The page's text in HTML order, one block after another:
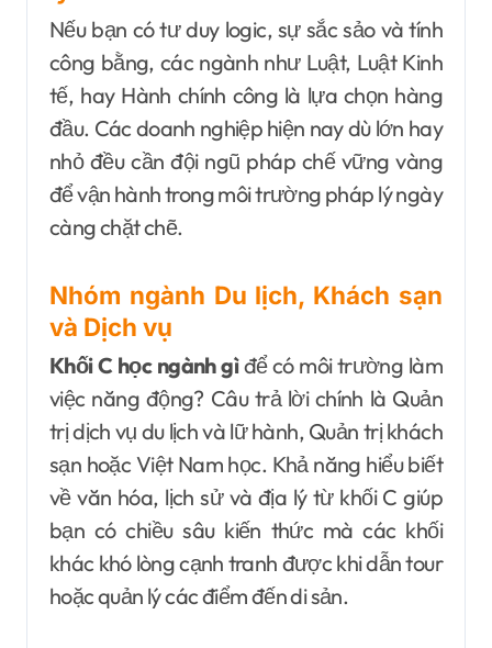
Nếu bạn có tư duy logic, sự sắc sảo và tính
công bằng, các ngành như Luật, Luật Kinh
tế, hay Hành chính công là lựa chọn hàng
đầu. Các doanh nghiệp hiện nay dù lớn hay
nhỏ đều cần đội ngũ pháp chế vững vàng
để vận hành trong môi trường pháp lý ngày
càng chặt chẽ.
Nhóm ngành Du lịch, Khách sạn
và Dịch vụ
Khối C học ngành gìđể có môi trường làm
việc năng động? Câu trả lời chính là Quản
trị dịch vụ du lịch và lữ hành, Quản trị khách
sạn hoặc Việt Nam học. Khả năng hiểu biết
về văn hóa, lịch sử và địa lý từ khối C giúp
bạn có chiều sâu kiến thức mà các khối
khác khó lòng cạnh tranh được khi dẫn tour
hoặc quản lý các điểm đến di sản.